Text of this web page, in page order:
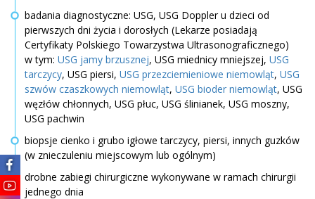
badania diagnostyczne: USG, USG Doppler u dzieci od
pierwszych dni życia i dorosłych (Lekarze posiadają
Certyfikaty Polskiego Towarzystwa Ultrasonograficznego)
w tym: USG jamy brzusznej, USG miednicy mniejszej, USG
tarczycy, USG piersi, USG przezciemieniowe niemowląt, USG
szwów czaszkowych niemowląt, USG bioder niemowląt, USG
węzłów chłonnych, USG płuc, USG ślinianek, USG moszny,
USG pachwin
biopsje cienko i grubo igłowe tarczycy, piersi, innych guzków
(w znieczuleniu miejscowym lub ogólnym)
drobne zabiegi chirurgiczne wykonywane w ramach chirurgii
jednego dnia